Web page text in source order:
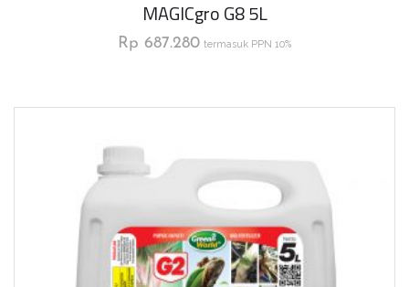
MAGICgro G8 5L
Rp 687.280 termasuk PPN 10%